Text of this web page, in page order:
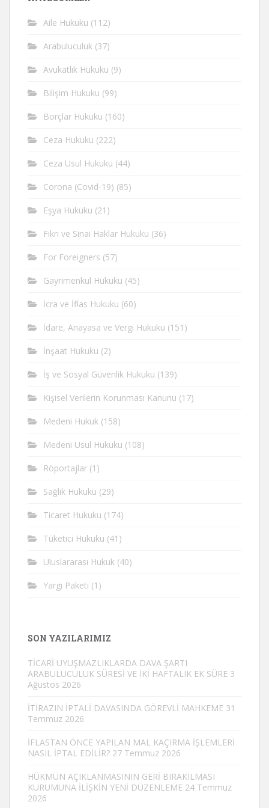
Aile Hukuku (112)
Arabuluculuk (37)
Avukatlık Hukuku (9)
Bilişim Hukuku (99)
Borçlar Hukuku (160)
Ceza Hukuku (222)
Ceza Usul Hukuku (44)
Corona (Covid-19) (85)
Eşya Hukuku (21)
Fikri ve Sinai Haklar Hukuku (36)
For Foreigners (57)
Gayrimenkul Hukuku (45)
İcra ve İflas Hukuku (60)
İdare, Anayasa ve Vergi Hukuku (151)
İnşaat Hukuku (2)
İş ve Sosyal Güvenlik Hukuku (139)
Kişisel Verilerin Korunması Kanunu (17)
Medeni Hukuk (158)
Medeni Usul Hukuku (108)
Röportajlar (1)
Sağlık Hukuku (29)
Ticaret Hukuku (174)
Tüketici Hukuku (41)
Uluslararası Hukuk (40)
Yargı Paketi (1)
SON YAZILARIMIZ
TİCARİ UYUŞMAZLIKLARDA DAVA ŞARTI
ARABULUCULUK SÜRESİ VE İKİ HAFTALIK EK SÜRE 3
Ağustos 2026
İTİRAZIN İPTALİ DAVASINDA GÖREVLİ MAHKEME 31
Temmuz 2026
İFLASTAN ÖNCE YAPILAN MAL KAÇIRMA İŞLEMLERİ
NASIL İPTAL EDİLİR? 27 Temmuz 2026
HÜKMÜN AÇIKLANMASININ GERİ BIRAKILMASI
KURUMUNA İLİŞKİN YENİ DÜZENLEME 24 Temmuz
2026